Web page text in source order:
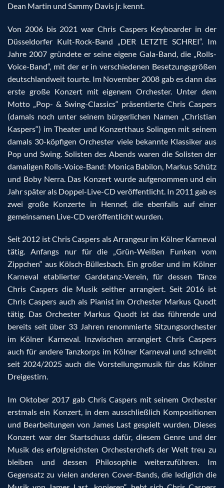
Dean Martin und Sammy Davis jr. kennt.
Von 2006 bis 2021 war Chris Caspers Keyboarder in der
Düsseldorfer Kult-Rock-Band „DER LETZTE SCHREI“. Im
Jahre 2007 gründete er seine eigene Gala-Band, die „Rolls-
Voice-Band“, mit der er in verschiedenen Besetzungsgrößen
deutschlandweit tourte. Im November 2008 gab es dann das
erste große Konzert mit eigenem Orchester. Unter dem
Motto „Pop- & Swing-Classics“ präsentierte Chris Caspers
(damals noch unter seinem bürgerlichen Namen „Christian
Kaspers“) im Theater und Konzerthaus Solingen mit seinem
damals 30-köpfigen Orchester viele bekannte Klassiker aus
Pop und Swing. Solisten des Abends waren die Solisten der
damaligen Rolls-Voice-Band: Monica Babilon, Markus Schütz
und Boby Nerra. Das Konzert wurde aufgenommen und ein
Jahr später als Doppel-Live-CD veröffentlicht. In 2011 gab es
zwei große Konzerte in Hennef, die ebenfalls auf einer
gemeinsamen Live-CD veröffentlicht wurden.
Seit 2012 ist Chris Caspers als Arrangeur im Kölner Karneval
tätig. Anfangs nur für die „Grün-Weißen Funken vom
Zippchen“ aus Kölsch-Büllesbach. Ein großer und im Kölner
Karneval etablierter Gardetanz-Verein, für dessen Tänze
Chris Caspers die Musik seither arrangiert. Seit 2016 ist
Chris Caspers auch als Pianist im Orchester Markus Quodt
tätig. Das Orchester Markus Quodt ist das führende und
bereits seit über 33 Jahren renommierte Sitzungsorchester
im Kölner Karneval. Inzwischen arrangiert Chris Caspers
auch für andere Tanzkorps im Kölner Karneval und schreibt
seit 2024/2025 auch die Vorstellungsmusik für das Kölner
Dreigestirn.
Im Oktober 2017 gab Chris Caspers mit seinem Orchester
erstmals ein Konzert, in dem ausschließlich Kompositionen
und Bearbeitungen von James Last gespielt wurden. Dieses
Konzert war der Startschuss dafür, diesem Genre und der
Musik des erfolgreichsten Orchesterchefs der Welt treu zu
bleiben und dessen Philosophie weiterzuführen. Im
Gegensatz zu vielen anderen Cover-Bands, die lediglich die